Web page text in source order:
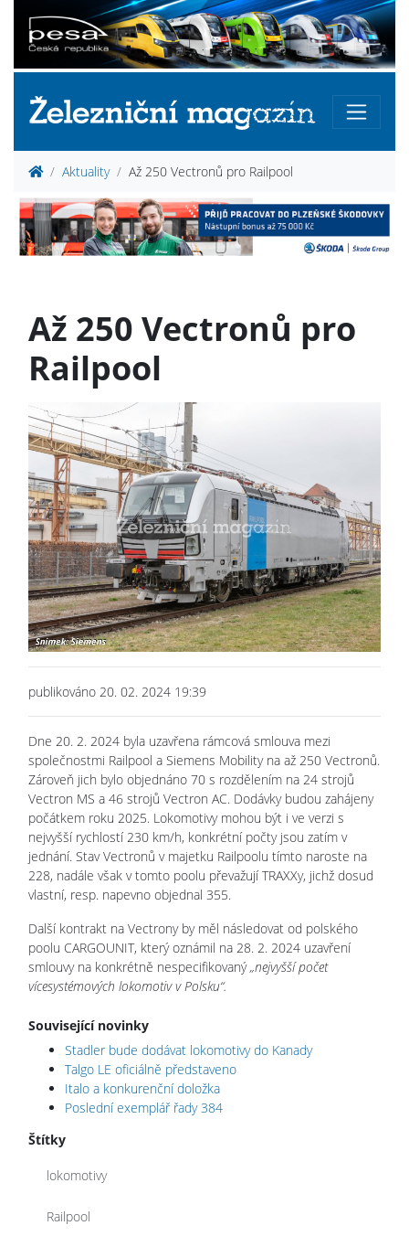
Aktuality Až 250 Vectronů pro Railpool
Až 250 Vectronů pro
Railpool
publikováno 20. 02. 2024 19:39
Dne 20. 2. 2024 byla uzavřena rámcová smlouva mezi
společnostmi Railpool a Siemens Mobility na až 250 Vectronů.
Zároveň jich bylo objednáno 70 s rozdělením na 24 strojů
Vectron MS a 46 strojů Vectron AC. Dodávky budou zahájeny
počátkem roku 2025. Lokomotivy mohou být i ve verzi s
nejvyšší rychlostí 230 km/h, konkrétní počty jsou zatím v
jednání. Stav Vectronů v majetku Railpoolu tímto naroste na
228, nadále však v tomto poolu převažují TRAXXy, jichž dosud
vlastní, resp. napevno objednal 355.
Další kontrakt na Vectrony by měl následovat od polského
poolu CARGOUNIT, který oznámil na 28. 2. 2024 uzavření
smlouvy na konkrétně nespecifikovaný„nejvyšší počet
vícesystémových lokomotiv v Polsku“.
Související novinky
Stadler bude dodávat lokomotivy do Kanady
Talgo LE oficiálně představeno
Italo a konkurenční doložka
Poslední exemplář řady 384
Štítky
lokomotivy
Railpool